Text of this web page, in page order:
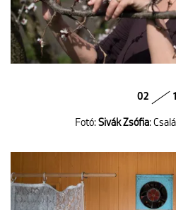
02
Fotó: Sivák Zsófia: